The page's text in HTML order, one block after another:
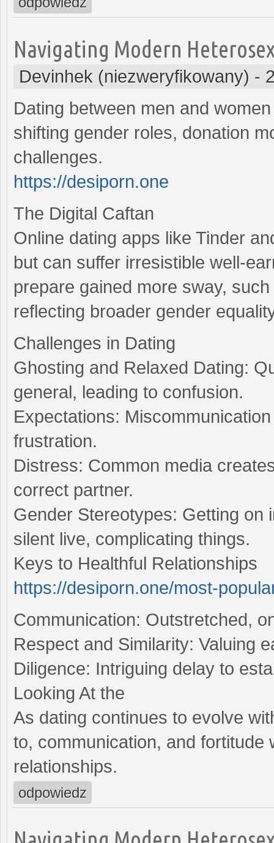
Navigating Modern
Devinhek (niezweryfikowany) -
Dating between men and
shifting gender roles, donation
challenges.
https://desiporn.one
The Digital Caftan
Online dating apps like Tinder
but can suffer irresistible well-
prepare gained more sway,
reflecting broader gender
Challenges in Dating
Ghosting and Relaxed Dating:
general, leading to confusion.
Expectations:
frustration.
Distress: Common media
correct partner.
Gender Stereotypes: Getting on
silent live, complicating things.
Keys to Healthful Relationships
https://desiporn.one/most-
Communication: Outstretched,
Respect and Similarity: Valuing
Diligence: Intriguing delay to
Looking At the
As dating continues to evolve
to, communication, and
relationships.
odpowiedz